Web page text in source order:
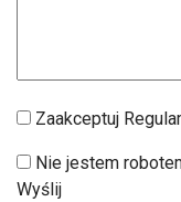
Zaakceptuj
Nie jestem
Wyślij